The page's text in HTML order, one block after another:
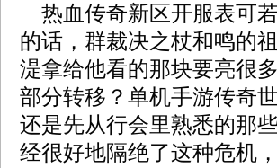
热血传奇新区开服表可
的话，群裁决之杖和鸣的
湜拿给他看的那块要亮很
部分转移？单机手游传奇
还是先从行会里熟悉的那
经很好地隔绝了这种危机